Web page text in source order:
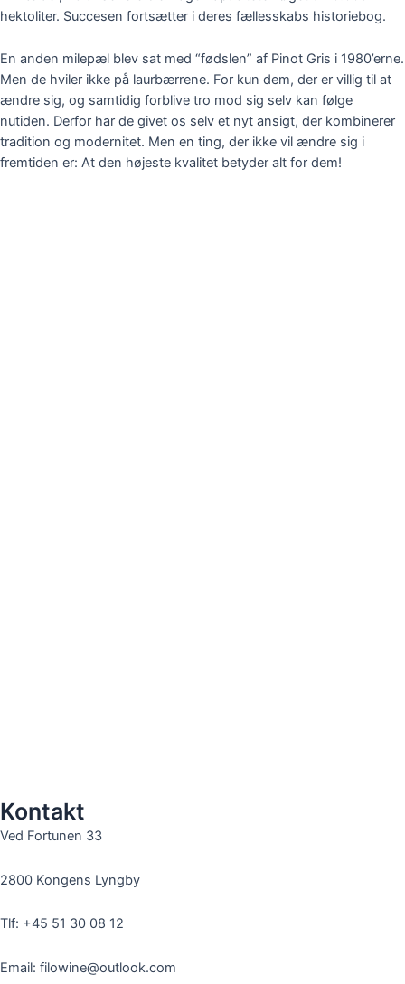
hektoliter. Succesen fortsætter i deres fællesskabs historiebog.
En anden milepæl blev sat med “fødslen” af Pinot Gris i 1980’erne.
Men de hviler ikke på laurbærrene. For kun dem, der er villig til at
ændre sig, og samtidig forblive tro mod sig selv kan følge
nutiden. Derfor har de givet os selv et nyt ansigt, der kombinerer
tradition og modernitet. Men en ting, der ikke vil ændre sig i
fremtiden er: At den højeste kvalitet betyder alt for dem!
Kontakt
Ved Fortunen 33
2800 Kongens Lyngby
Tlf: +45 51 30 08 12
Email: filowine@outlook.com